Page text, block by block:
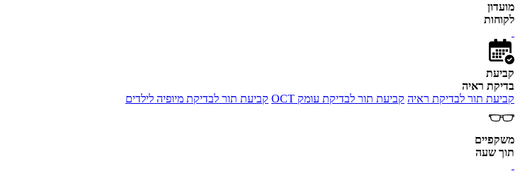
מועדון
לקוחות
קביעת
בדיקת ראיה
קביעת תור לבדיקת ראיה קביעת תור לבדיקת עומק OCT קביעת תור לבדיקת מיופיה לילדים
משקפיים
תוך שעה